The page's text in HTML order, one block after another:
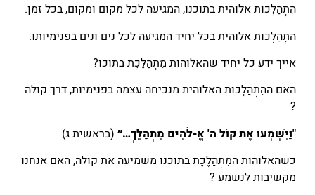
הִתְהַלְּכוּת אלוהית בתוכנו, המגיעה לכל מקום ומקום, בכל זמן.
הִתְהַלְּכוּת אלוהית בכל יחיד המגיעה לכל נים ונים בפנימיותו.
אייך ידע כל יחיד שהאלוהות מִתְהַלֶּכֶת בתוכו?
האם ההִתְהַלְּכוּת האלוהית מנכיחה עצמה בפנימיות, דרך קולה
?
"וַיִּשְׁמְעוּ אֶת קוֹל ה' אֱ-לֹהִים מִתְהַלֵּךְ…״ (בראשית ג)
כשהאלוהות המִתְהַלֶּכֶת בתוכנו משמיעה את קולה, האם אנחנו
מקשיבות לנשמע ?